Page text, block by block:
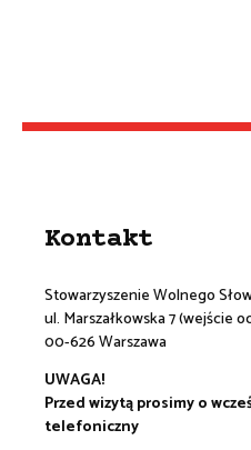
Kontakt
Stowarzyszenie Wolnego
ul. Marszałkowska 7 (wejście
00-626 Warszawa
UWAGA!
Przed wizytą prosimy o
telefoniczny